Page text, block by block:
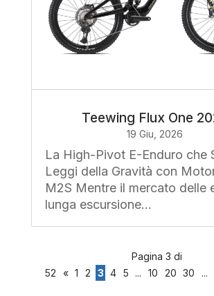
Teewing Flux One
19 Giu, 2026
La High-Pivot E-Enduro che
Leggi della Gravità con
M2S Mentre il mercato delle
lunga escursione...
Pagina 3 di
52
« 1 2 3 4 5 ... 10 20 30 ...